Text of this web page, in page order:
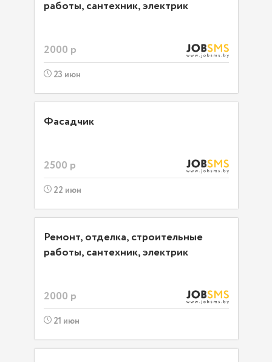
работы, сантехник, электрик
2000 р
23 июн
Фасадчик
2500 р
22 июн
Ремонт, отделка, строительные
работы, сантехник, электрик
2000 р
21 июн